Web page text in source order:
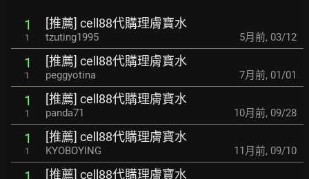
1
1
[推薦] cell88代購理膚寶水
tzuting1995 5月前, 03/12
1
1
[推薦] cell88代購理膚寶水
peggyotina 7月前, 01/01
1
1
[推薦] cell88代購理膚寶水
panda71 10月前, 09/28
1
1
[推薦] cell88代購理膚寶水
KYOBOYING 11月前, 09/10
[推薦] cell88代購理膚寶水